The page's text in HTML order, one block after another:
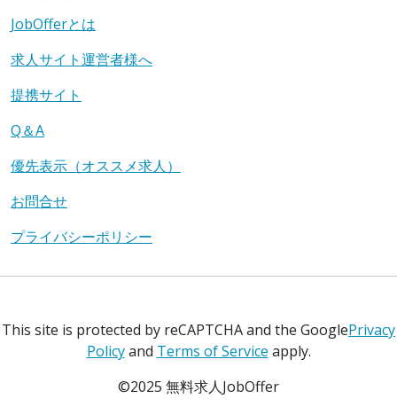
JobOfferとは
求人サイト運営者様へ
提携サイト
Q＆A
優先表示（オススメ求人）
お問合せ
プライバシーポリシー
This site is protected by reCAPTCHA and the GooglePrivacy
Policyand Terms of Service apply.
©2025 無料求人JobOffer